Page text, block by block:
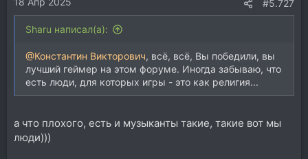
#5.727
Sharu написал(а):
@Константин Викторович, всё, всё, Вы победили, вы
лучший геймер на этом форуме. Иногда забываю, что
есть люди, для которых игры - это как религия...
а что плохого, есть и музыканты такие, такие вот мы
люди)))